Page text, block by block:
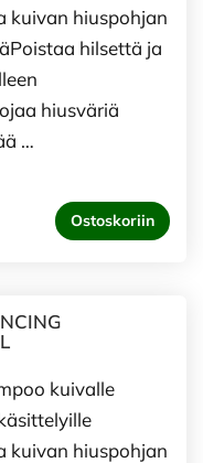
kuivan hiuspohjan
hilsettä ja
hiusväriä
…
Ostoskoriin
kuivalle
kuivan hiuspohjan